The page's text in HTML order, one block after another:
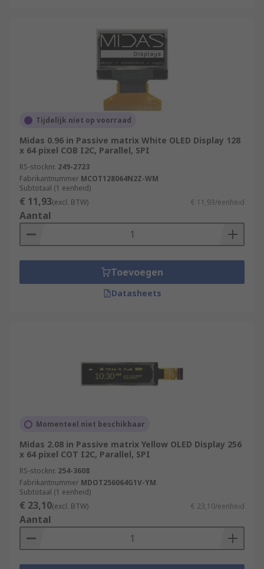
Tijdelijk niet op voorraad
Midas 0.96 in Passive matrix White OLED Display 128
x 64 pixel COB I2C, Parallel, SPI
RS-stocknr. 249-2723
Fabrikantnummer MCOT128064N2Z-WM
Subtotaal (1 eenheid)
€ 11,93(excl. BTW) € 11,93/eenheid
Aantal
Toevoegen
Datasheets
Momenteel niet beschikbaar
Midas 2.08 in Passive matrix Yellow OLED Display 256
x 64 pixel COT I2C, Parallel, SPI
RS-stocknr. 254-3608
Fabrikantnummer MDOT256064G1V-YM
Subtotaal (1 eenheid)
€ 23,10(excl. BTW) € 23,10/eenheid
Aantal